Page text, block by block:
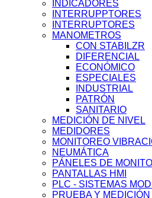
INDICADORES
INTERRUPPTORES
INTERRUPTORES
MANOMETROS
CON STABILZR
DIFERENCIAL
ECONÓMICO
ESPECIALES
INDUSTRIAL
PATRÓN
SANITARIO
MEDICIÓN DE NIVEL
MEDIDORES
MONITOREO
NEUMÁTICA
PÁNELES DE
PANTALLAS HMI
PLC - SISTEMAS
PRUEBA Y MEDICIÓN